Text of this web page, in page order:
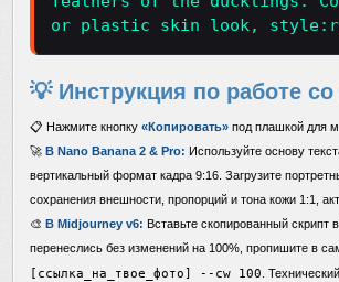
or plastic skin look,
💡 Инструкция по работе
📋 Нажмите кнопку «Копировать» под плашкой для
🚀 В Nano Banana 2 & Pro: Используйте основу
вертикальный формат кадра 9:16. Загрузите
сохранения внешности, пропорций и тона кожи 1:1,
🎨 В Midjourney v6: Вставьте скопированный
перенеслись без изменений на 100%, пропишите в
[ссылка_на_твое_фото] --cw 100 .